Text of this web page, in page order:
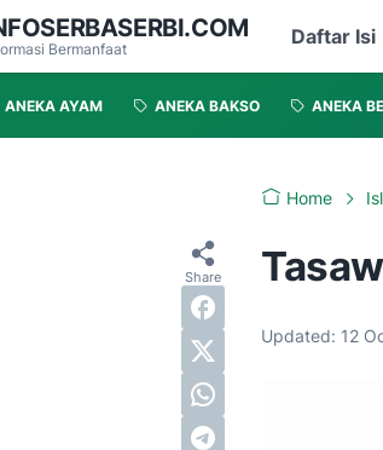
Bermanfaat
Daftar Isi
ANEKA AYAM ANEKA BAKSO ANEKA
Home
Updated: 12